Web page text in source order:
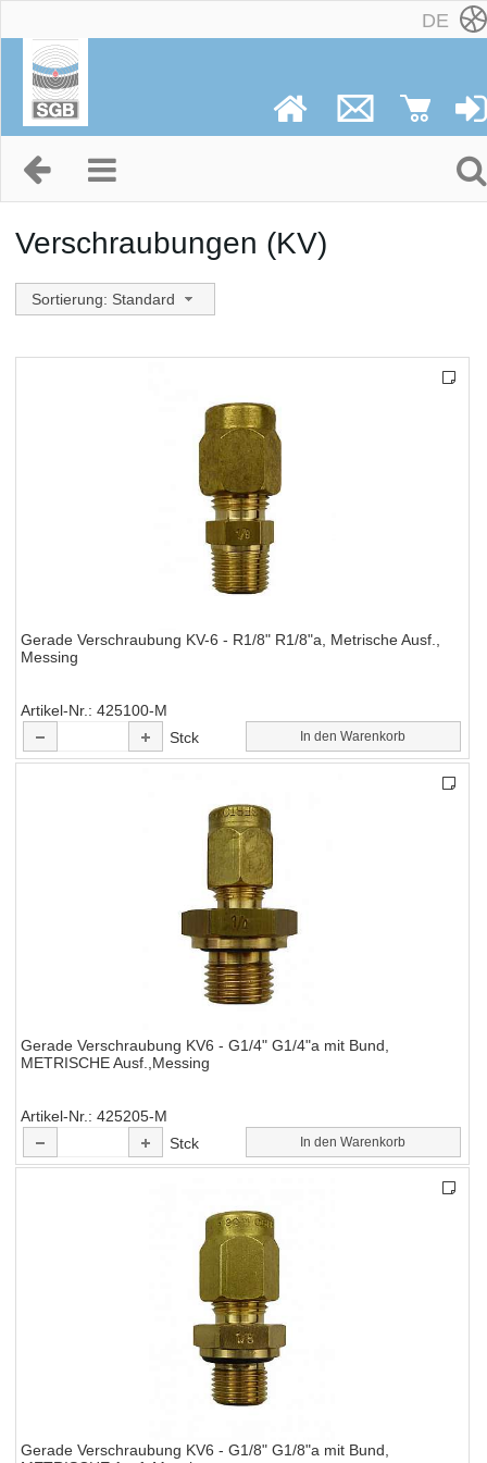
DE
Verschraubungen (KV)
Sortierung: Standard
Gerade Verschraubung KV-6 - R1/8" R1/8"a, Metrische Ausf.,
Messing
Artikel-Nr. 425100-M
Stck
In den Warenkorb
Gerade Verschraubung KV6 - G1/4" G1/4"a mit Bund,
METRISCHE Ausf.,Messing
Artikel-Nr.
425205-M
Stck
In den Warenkorb
Gerade Verschraubung KV6 - G1/8" G1/8"a mit Bund,